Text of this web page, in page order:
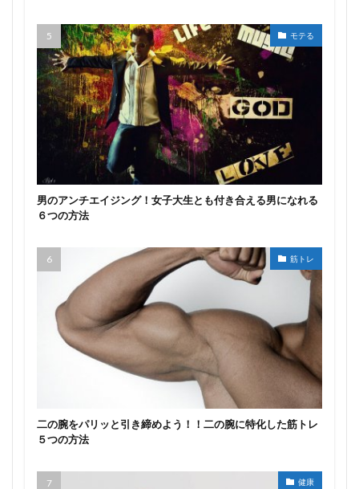
モテる
男のアンチエイジング！女子大生とも付き合える男になれる
６つの方法
筋トレ
二の腕をパリッと引き締めよう！！二の腕に特化した筋トレ
５つの方法
健康